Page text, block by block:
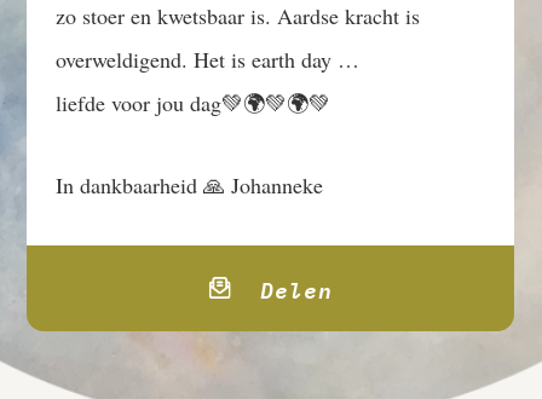
zo stoer en kwetsbaar is. Aardse kracht is
overweldigend. Het is earth day …
liefde voor jou dag💚🌍💚🌍💚
In dankbaarheid 🙏 Johanneke
Delen